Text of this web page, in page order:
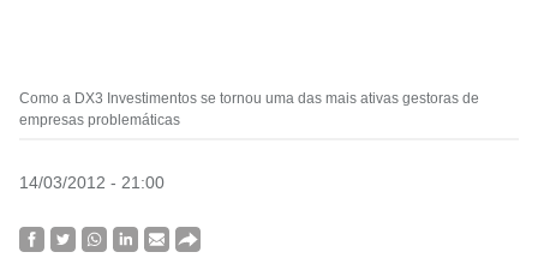
Como a DX3 Investimentos se tornou uma das mais ativas gestoras de
empresas problemáticas
14/03/2012 - 21:00